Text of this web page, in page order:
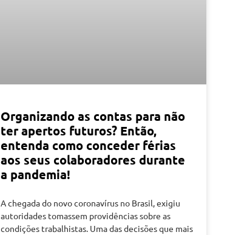
Organizando as contas para não
ter apertos futuros? Então,
entenda como conceder férias
aos seus colaboradores durante
a pandemia!
A chegada do novo coronavírus no Brasil, exigiu
autoridades tomassem providências sobre as
condições trabalhistas. Uma das decisões que mais